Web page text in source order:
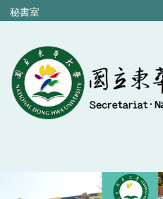
跳
到
內
容
區
秘書室